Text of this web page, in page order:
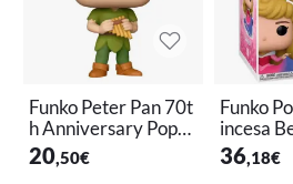
Funko Peter Pan 70t
h Anniversary Pop!
Disney Vinilo Figura
9 Cm Coleccionable
20,50€
Funko
incesa
nte
de Vinilo
36,18€